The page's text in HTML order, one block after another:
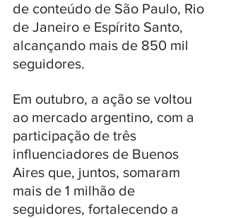
de conteúdo de São Paulo, Rio
de Janeiro e Espírito Santo,
alcançando mais de 850 mil
seguidores.
Em outubro, a ação se voltou
ao mercado argentino, com a
participação de três
influenciadores de Buenos
Aires que, juntos, somaram
mais de 1 milhão de
seguidores, fortalecendo a